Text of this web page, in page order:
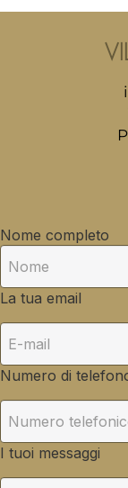
Nome completo
La tua email
Numero di
I tuoi messaggi